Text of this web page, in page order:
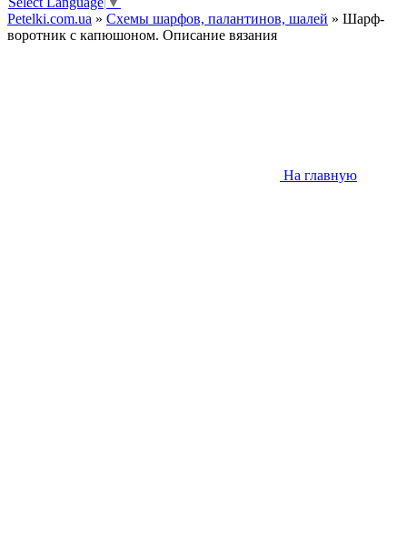
Petelki.com.ua » Схемы шарфов, палантинов, шалей » Шарф-
воротник с капюшоном. Описание вязания
На главную